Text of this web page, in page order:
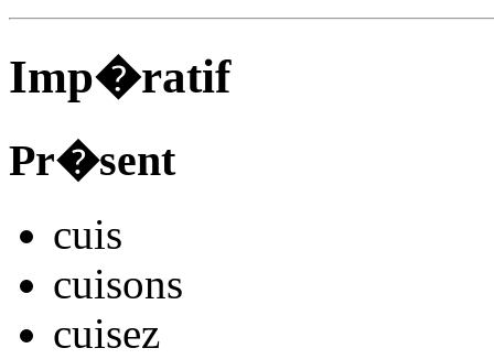
Imp�ratif
Pr�sent
cuis
cuisons
cuisez